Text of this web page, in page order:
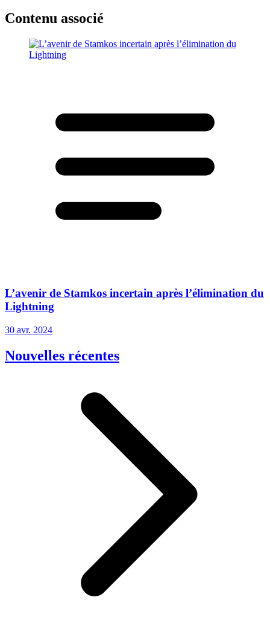
Contenu associé
L’avenir de Stamkos incertain après l’élimination du
Lightning
30 avr. 2024
Nouvelles récentes